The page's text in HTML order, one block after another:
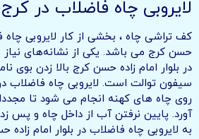
لایروبی چاه فاضلاب در کرج
کف تراشی چاه ، بخشی از کار لایروبی چاه
حسن کرج می باشد. یکی از نشانه‌های نیاز
در بلوار امام زاده حسن کرج بالا زدن بوی
سیفون توالت است. لایروبی چاه فاضلاب در
روی چاه های کهنه انجام می شود تا
آورد. پایین نرفتن آب از داخل چاه و پس
به لایروبی چاه فاضلاب در بلوار امام